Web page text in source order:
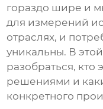
гораздо шире и
для измерений
отраслях, и
уникальны. В
разобраться, кто
решениями и
конкретного